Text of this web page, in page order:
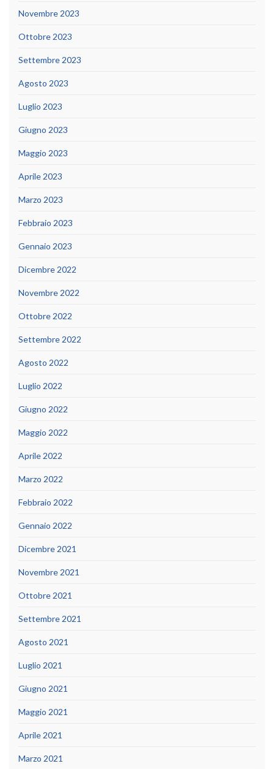
Novembre 2023
Ottobre 2023
Settembre 2023
Agosto 2023
Luglio 2023
Giugno 2023
Maggio 2023
Aprile 2023
Marzo 2023
Febbraio 2023
Gennaio 2023
Dicembre 2022
Novembre 2022
Ottobre 2022
Settembre 2022
Agosto 2022
Luglio 2022
Giugno 2022
Maggio 2022
Aprile 2022
Marzo 2022
Febbraio 2022
Gennaio 2022
Dicembre 2021
Novembre 2021
Ottobre 2021
Settembre 2021
Agosto 2021
Luglio 2021
Giugno 2021
Maggio 2021
Aprile 2021
Marzo 2021